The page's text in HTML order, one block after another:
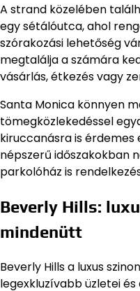
A strand közelében
egy sétálóutca, ahol
szórakozási lehetőség
megtalálja a számára
vásárlás, étkezés vagy
Santa Monica könnyen
tömegközlekedéssel
kiruccanásra is
népszerű időszakokban
parkolóház is
Beverly Hills:
mindenütt
Beverly Hills a luxus
legexkluzívabb üzletei